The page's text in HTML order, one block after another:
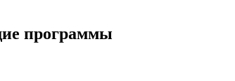
программы